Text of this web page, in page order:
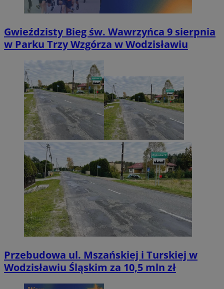
Gwieździsty Bieg św. Wawrzyńca 9 sierpnia
w Parku Trzy Wzgórza w Wodzisławiu
Przebudowa ul. Mszańskiej i Turskiej w
Wodzisławiu Śląskim za 10,5 mln zł